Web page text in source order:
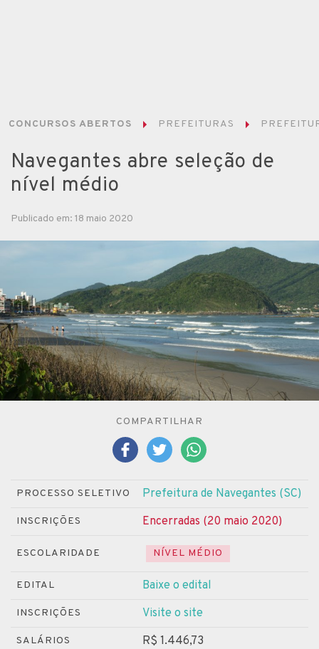
CONCURSOS ABERTOS PREFEITURAS
Navegantes abre seleção de
nível médio
Publicado em: 18 maio 2020
COMPARTILHAR
PROCESSO SELETIVO Prefeitura de Navegantes (SC)
INSCRIÇÕES Encerradas (20 maio 2020)
ESCOLARIDADE NÍVEL MÉDIO
EDITAL Baixe o edital
INSCRIÇÕES Visite o site
SALÁRIOS R$ 1.446,73